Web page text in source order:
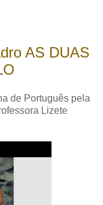
AS DUAS
de Português pela
Lizete